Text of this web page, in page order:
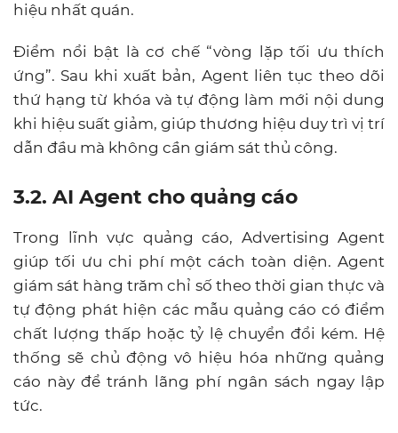
hiệu nhất quán.
Điểm nổi bật là cơ chế “vòng lặp tối ưu thích
ứng”. Sau khi xuất bản, Agent liên tục theo dõi
thứ hạng từ khóa và tự động làm mới nội dung
khi hiệu suất giảm, giúp thương hiệu duy trì vị trí
dẫn đầu mà không cần giám sát thủ công.
3.2. AI Agent cho quảng cáo
Trong lĩnh vực quảng cáo, Advertising Agent
giúp tối ưu chi phí một cách toàn diện. Agent
giám sát hàng trăm chỉ số theo thời gian thực và
tự động phát hiện các mẫu quảng cáo có điểm
chất lượng thấp hoặc tỷ lệ chuyển đổi kém. Hệ
thống sẽ chủ động vô hiệu hóa những quảng
cáo này để tránh lãng phí ngân sách ngay lập
tức.